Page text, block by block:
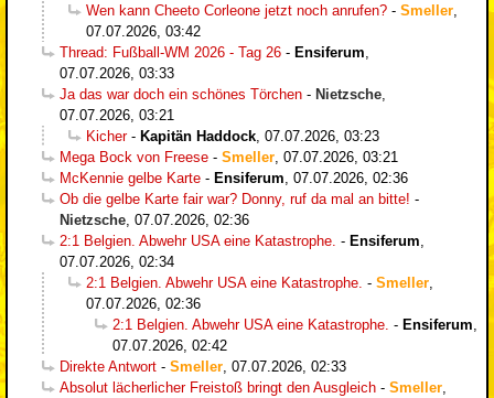
Wen kann Cheeto Corleone jetzt noch anrufen? - Smeller,
07.07.2026, 03:42
Thread: Fußball-WM 2026 - Tag 26 - Ensiferum,
07.07.2026, 03:33
Ja das war doch ein schönes Törchen - Nietzsche,
07.07.2026, 03:21
Kicher- Kapitän Haddock, 07.07.2026, 03:23
Mega Bock von Freese - Smeller, 07.07.2026, 03:21
McKennie gelbe Karte - Ensiferum, 07.07.2026, 02:36
Ob die gelbe Karte fair war? Donny, ruf da mal an bitte! -
Nietzsche, 07.07.2026, 02:36
2:1 Belgien. Abwehr USA eine Katastrophe. - Ensiferum,
07.07.2026, 02:34
2:1 Belgien. Abwehr USA eine Katastrophe. - Smeller,
07.07.2026, 02:36
2:1 Belgien. Abwehr USA eine Katastrophe. - Ensiferum,
07.07.2026, 02:42
Direkte Antwort - Smeller, 07.07.2026, 02:33
Absolut lächerlicher Freistoß bringt den Ausgleich - Smeller,